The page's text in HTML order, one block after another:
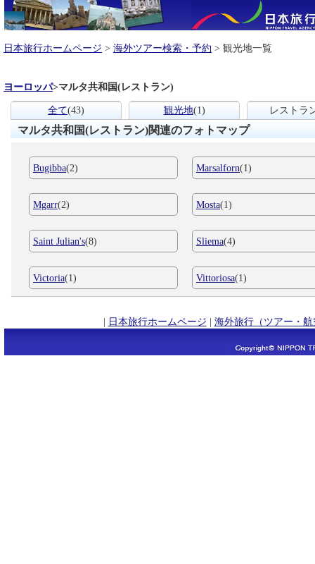
日本旅行ホームページ > 海外ツアー検索・予約 > 観光地一覧
ヨーロッパ>マルタ共和国(レストラン)
全て(43) 観光地(1) レストラ
マルタ共和国(レストラン)関連のフォトマップ
Bugibba(2) Marsalforn(1)
Mgarr(2) Mosta(1)
Saint Julian's(8) Sliema(4)
Victoria(1) Vittoriosa(1)
| 日本旅行ホームページ | 海外旅行（ツアー・航